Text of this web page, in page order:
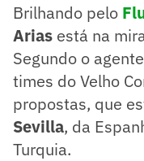
Brilhando pelo
Arias está na
Segundo o
times do Velho
propostas, que
Sevilla, da
Turquia.